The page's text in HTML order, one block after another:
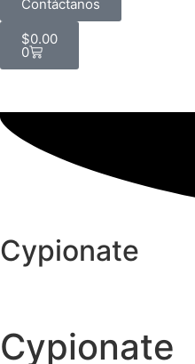
Contáctanos
$0.00
0
Cypionate
Cypionate